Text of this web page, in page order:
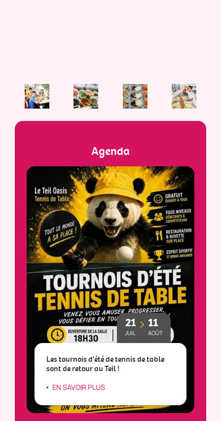
Agenda
21
JUIL
11
AOÛT
Les tournois d'été de tennis de table
sont de retour au Teil !
EN SAVOIR PLUS